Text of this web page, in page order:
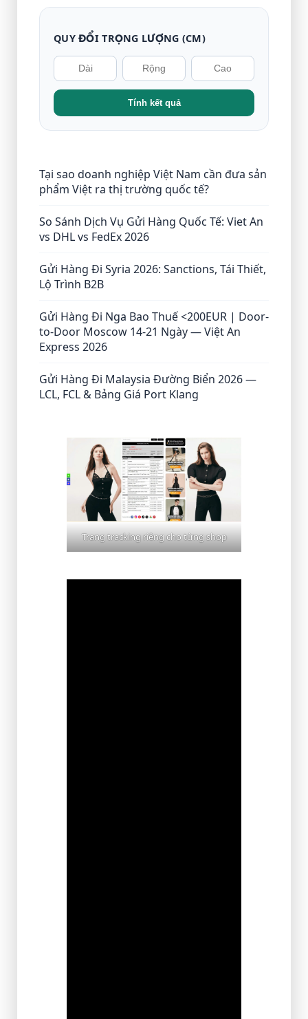
QUY ĐỔI TRỌNG LƯỢNG (CM)
Tính kết quả
Tại sao doanh nghiệp Việt Nam cần đưa sản
phẩm Việt ra thị trường quốc tế?
So Sánh Dịch Vụ Gửi Hàng Quốc Tế: Viet An
vs DHL vs FedEx 2026
Gửi Hàng Đi Syria 2026: Sanctions, Tái Thiết,
Lộ Trình B2B
Gửi Hàng Đi Nga Bao Thuế <200EUR | Door-
to-Door Moscow 14-21 Ngày — Việt An
Express 2026
Gửi Hàng Đi Malaysia Đường Biển 2026 —
LCL, FCL & Bảng Giá Port Klang
Trang tracking riêng cho từng shop